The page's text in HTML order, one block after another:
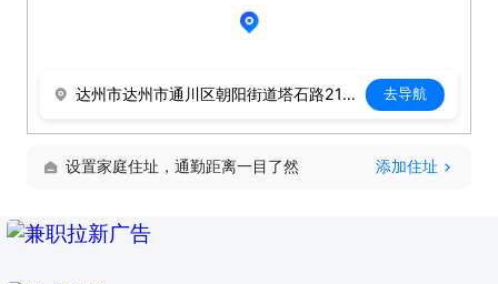
达州市达州市通川区朝阳街道塔石路219号广卫苑对面（原后宫） 去导航
设置家庭住址，通勤距离一目了然 添加住址